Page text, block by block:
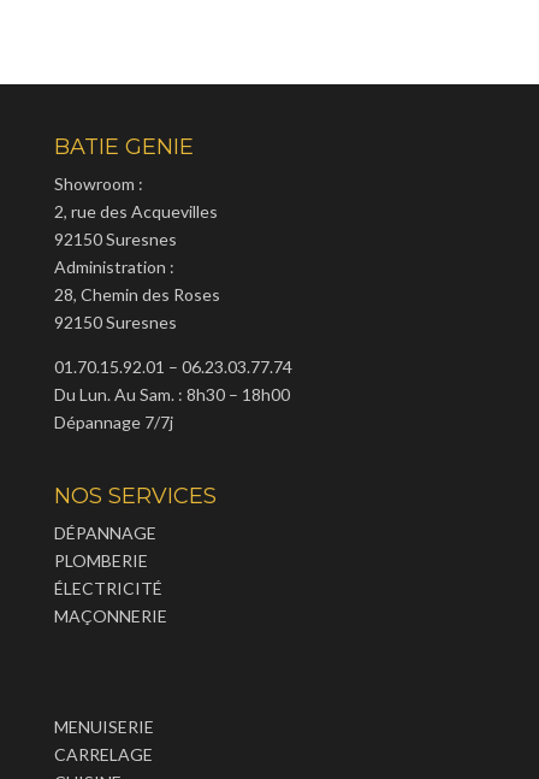
BATIE GENIE
Showroom :
2, rue des Acquevilles
92150 Suresnes
Administration :
28, Chemin des Roses
92150 Suresnes
01.70.15.92.01 – 06.23.03.77.74
Du Lun. Au Sam. : 8h30 – 18h00
Dépannage 7/7j
NOS SERVICES
DÉPANNAGE
PLOMBERIE
ÉLECTRICITÉ
MAÇONNERIE
MENUISERIE
CARRELAGE